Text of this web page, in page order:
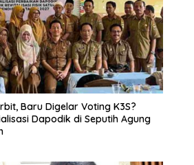
Baru Digelar Voting K3S?
Dapodik di Seputih Agung